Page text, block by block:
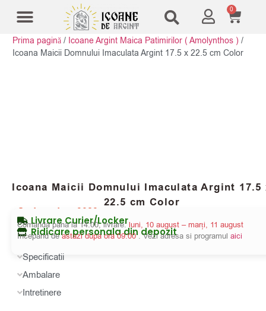
0
Prima pagină / Icoane Argint Maica Patimirilor ( Amolynthos ) /
Icoana Maicii Domnului Imaculata Argint 17.5 x 22.5 cm Color
Icoana Maicii Domnului Imaculata Argint 17.5
22.5 cm Color
Cod produs: 3028
Livrare Curier/Locker
Comanda pana la 14:00, livrare:luni, 10 august – marți, 11 august
Ridicare personala din depozit
Incepand deastazi dupa ora 09:00. Vezi adresa si programul aici
Specificatii
Ambalare
Intretinere